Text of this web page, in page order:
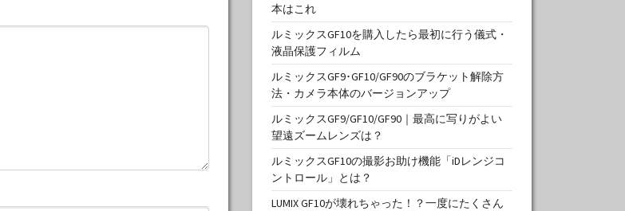
本はこれ
ルミックスGF10を購入したら最初に行う儀式・
液晶保護フィルム
ルミックスGF9･GF10/GF90のブラケット解除方
法・カメラ本体のバージョンアップ
ルミックスGF9/GF10/GF90｜最高に写りがよい
望遠ズームレンズは？
ルミックスGF10の撮影お助け機能「iDレンジコ
ントロール」とは？
LUMIX GF10が壊れちゃった！？一度にたくさん